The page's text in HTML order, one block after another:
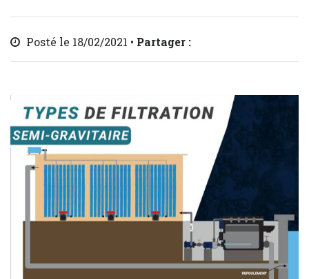
Posté le 18/02/2021 • Partager :